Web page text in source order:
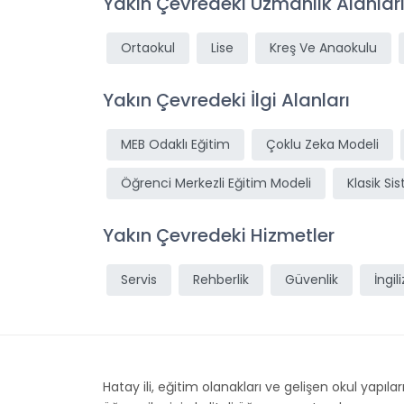
Ortaokul Lise Kreş Ve Anaokulu
Yakın Çevredeki İlgi Alanları
MEB Odaklı Eğitim Çoklu Zeka Modeli
Öğrenci Merkezli Eğitim Modeli Klasik
Yakın Çevredeki Hizmetler
Servis Rehberlik Güvenlik
Hatay ili, eğitim olanakları ve gelişen okul